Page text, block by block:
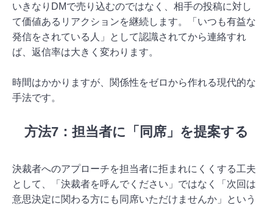
いきなりDMで売り込むのではなく、相手の投稿に対し
て価値あるリアクションを継続します。「いつも有益な
発信をされている人」として認識されてから連絡すれ
ば、返信率は大きく変わります。
時間はかかりますが、関係性をゼロから作れる現代的な
手法です。
方法7：担当者に「同席」を提案する
決裁者へのアプローチを担当者に拒まれにくくする工夫
として、「決裁者を呼んでください」ではなく「次回は
意思決定に関わる方にも同席いただけませんか」という